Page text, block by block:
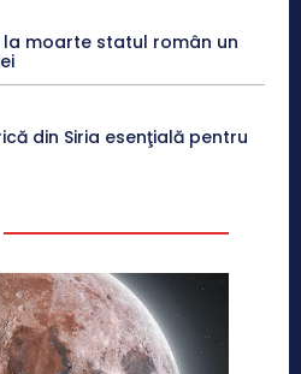
moarte statul român un
din Siria esenţială pentru